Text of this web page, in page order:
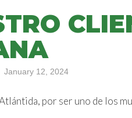
January 12, 2024
por ser uno de los